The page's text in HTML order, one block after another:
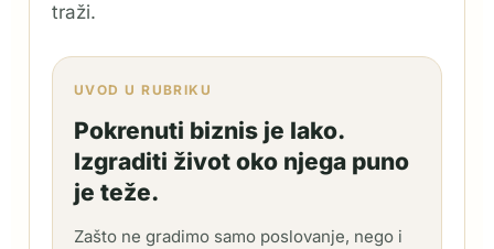
traži.
UVOD U RUBRIKU
Pokrenuti biznis je lako.
Izgraditi život oko njega puno
je teže.
Zašto ne gradimo samo poslovanje, nego i